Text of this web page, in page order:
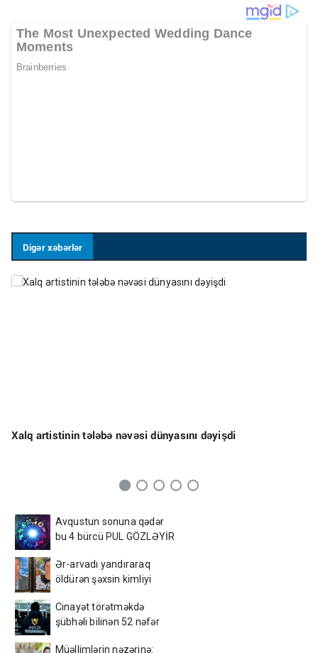
Digər xəbərlər
Xalq artistinin tələbə nəvəsi dünyasını dəyişdi
Avqustun sonuna qədər
bu 4 bürcü PUL GÖZLƏYİR
Ər-arvadı yandıraraq
öldürən şəxsin kimliyi
YAYILDI
Cinayət törətməkdə
şübhəli bilinən 52 nəfər
Müəllimlərin nəzərinə: